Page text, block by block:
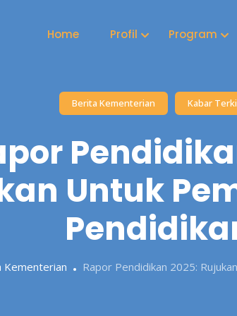
Home Profil Program
Berita Kementerian Kabar
Untuk
Kementerian Rapor Pendidikan 2025: